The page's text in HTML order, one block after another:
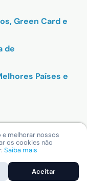
Green Card e
de
Países e
e melhorar nossos
os cookies não
Saiba mais
Aceitar